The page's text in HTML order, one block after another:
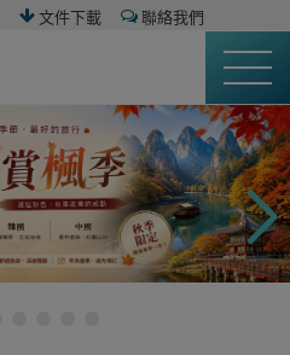
文件下載 聯絡我們